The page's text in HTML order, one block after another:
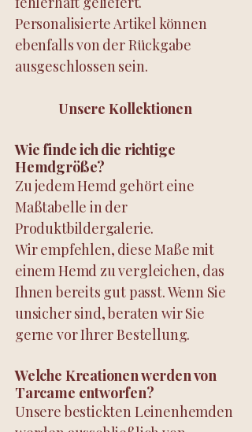
Personalisierte Artikel können
ebenfalls von der Rückgabe
ausgeschlossen sein.
Unsere Kollektionen
Wie finde ich die richtige
Hemdgröße?
Zu jedem Hemd gehört eine
Maßtabelle in der
Produktbildergalerie.
Wir empfehlen, diese Maße mit
einem Hemd zu vergleichen, das
Ihnen bereits gut passt. Wenn Sie
unsicher sind, beraten wir Sie
gerne vor Ihrer Bestellung.
Welche Kreationen werden von
Tarcame entworfen?
Unsere bestickten Leinenhemden